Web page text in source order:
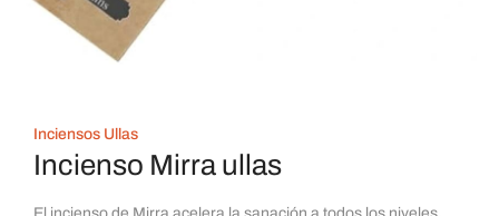
Inciensos Ullas
Incienso Mirra ullas